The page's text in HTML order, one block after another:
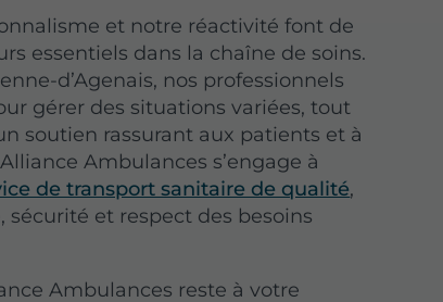
et notre réactivité font de
essentiels dans la chaîne de soins.
d’Agenais, nos professionnels
gérer des situations variées, tout
soutien rassurant aux patients et à
Ambulances s’engage à
de transport sanitaire de qualité,
sécurité et respect des besoins
Ambulances reste à votre